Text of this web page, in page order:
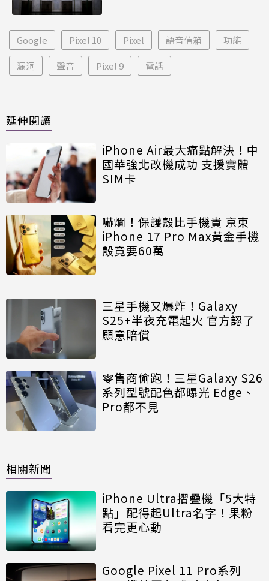
Google Pixel 10 Pixel 語音信箱 功能
漏洞 聲音 Pixel 9 電話
延伸閱讀
iPhone Air最大痛點解決！中
國華強北改機成功 支援實體
SIM卡
嚇爛！保護殼比手機貴 京東
iPhone 17 Pro Max黃金手機
殼竟要60萬
三星手機又爆炸！Galaxy
S25+半夜充電起火 官方認了
願意賠償
零售商偷跑！三星Galaxy S26
系列型號配色都曝光 Edge、
Pro都不見
相關新聞
iPhone Ultra摺疊機「5大特
點」配得起Ultra名字！果粉
看完更心動
Google Pixel 11 Pro系列